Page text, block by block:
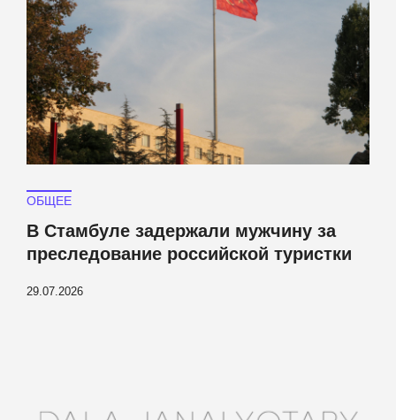
ОБЩЕЕ
В Стамбуле задержали мужчину за
преследование российской туристки
29.07.2026